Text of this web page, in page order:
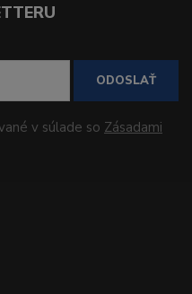
ODOSLAŤ
v súlade so Zásadami